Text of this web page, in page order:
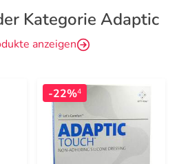
Kategorie Adaptic
anzeigen
-22%4